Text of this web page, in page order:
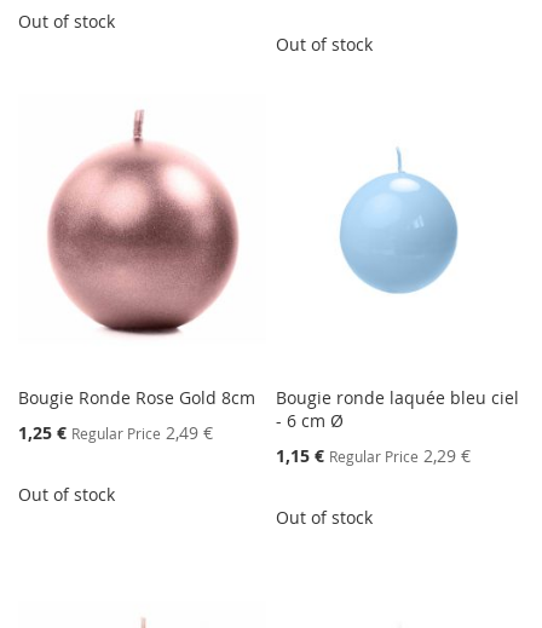
Out of stock
Out of stock
Bougie Ronde Rose Gold 8cm
Special
Price
1,25 € Regular Price 2,49 €
Out of stock
Bougie ronde laquée bleu ciel
- 6 cm Ø
Special
Price
1,15 € Regular Price 2,29 €
Out of stock